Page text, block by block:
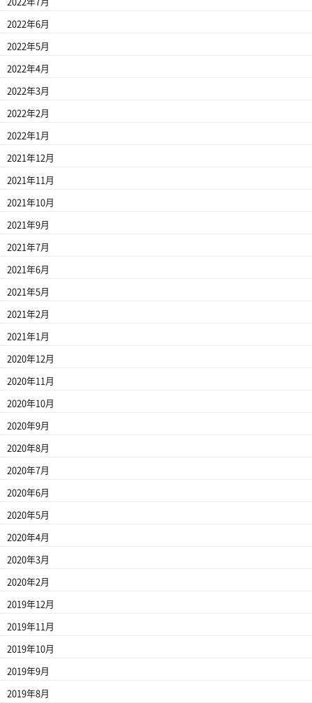
2022年7月
2022年6月
2022年5月
2022年4月
2022年3月
2022年2月
2022年1月
2021年12月
2021年11月
2021年10月
2021年9月
2021年7月
2021年6月
2021年5月
2021年2月
2021年1月
2020年12月
2020年11月
2020年10月
2020年9月
2020年8月
2020年7月
2020年6月
2020年5月
2020年4月
2020年3月
2020年2月
2019年12月
2019年11月
2019年10月
2019年9月
2019年8月